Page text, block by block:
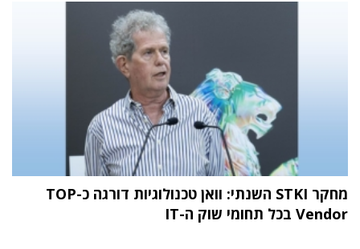
מחקר STKI השנתי: וואן טכנולוגיות דורגה כ-TOP
Vendor בכל תחומי שוק ה-IT